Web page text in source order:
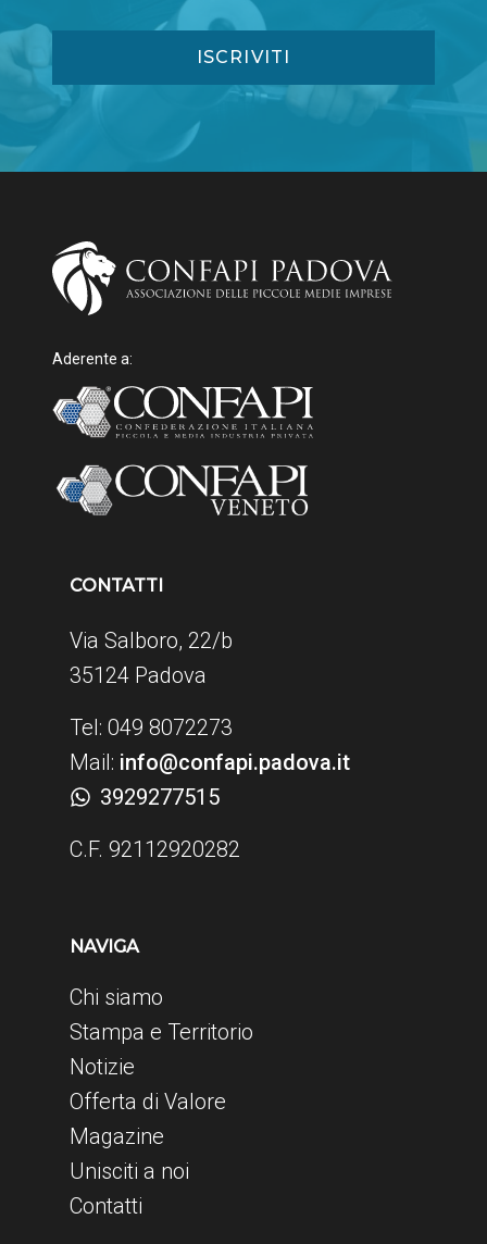
Aderente a:
CONTATTI
Via Salboro, 22/b
35124 Padova
Tel: 049 8072273
Mail: info@confapi.padova.it
3929277515
C.F. 92112920282
NAVIGA
Chi siamo
Stampa e Territorio
Notizie
Offerta di Valore
Magazine
Unisciti a noi
Contatti